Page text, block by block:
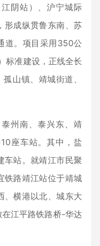
阴站）、沪宁城际
形成纵贯鲁东南、苏
道。项目采用350公
标准建设，正线全长
山镇、靖城街道、
州南、泰兴东、靖
座车站。其中，盐
车站。就靖江市民聚
铁路靖江站位于靖城
、横港以北、城东大
江平路铁路桥-华达